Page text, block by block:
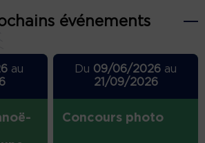
événements
au
Du 09/06/2026 au
21/09/2026
Concours photo